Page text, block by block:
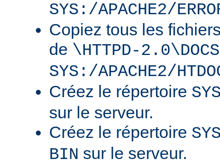
SYS:/APACHE2/
Copiez tous les
de \HTTPD-
SYS:/APACHE2/
Créez le répertoire
sur le serveur.
Créez le répertoire
BIN sur le serveur.